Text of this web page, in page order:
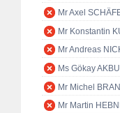
Mr Axel
Mr Konstantin
Mr Andreas
Ms Gökay
Mr Michel
Mr Martin